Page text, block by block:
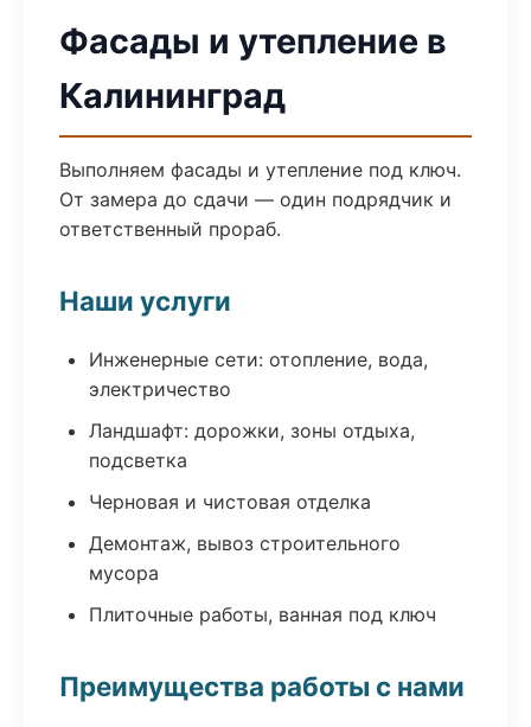
Фасады и утепление в
Калининград
Выполняем фасады и утепление под ключ.
От замера до сдачи — один подрядчик и
ответственный прораб.
Наши услуги
Инженерные сети: отопление, вода,
электричество
Ландшафт: дорожки, зоны отдыха,
подсветка
Черновая и чистовая отделка
Демонтаж, вывоз строительного
мусора
Плиточные работы, ванная под ключ
Преимущества работы с нами